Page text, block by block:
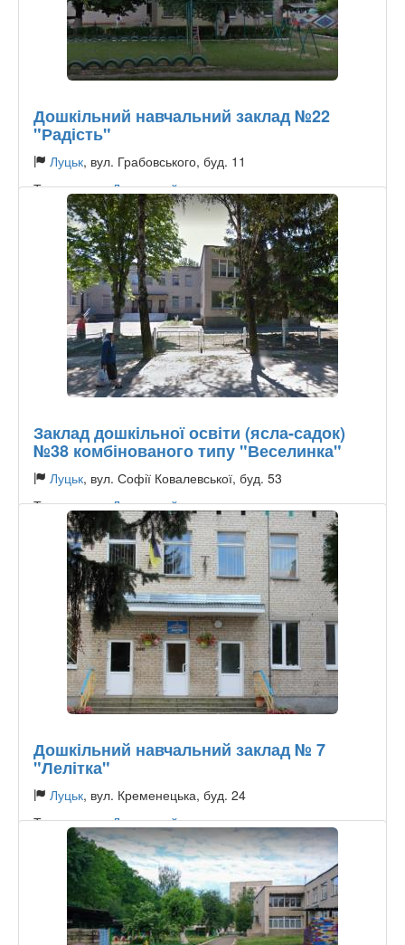
Дошкільний навчальний заклад №22
"Радість"
Луцьк, вул. Грабовського, буд. 11
Тип садочку:Державний
Заклад дошкільної освіти (ясла-садок)
№38 комбінованого типу "Веселинка"
Луцьк, вул. Софії Ковалевської, буд. 53
Тип садочку:Державний
Дошкільний навчальний заклад № 7
"Лелітка"
Луцьк, вул. Кременецька, буд. 24
Тип садочку:Державний